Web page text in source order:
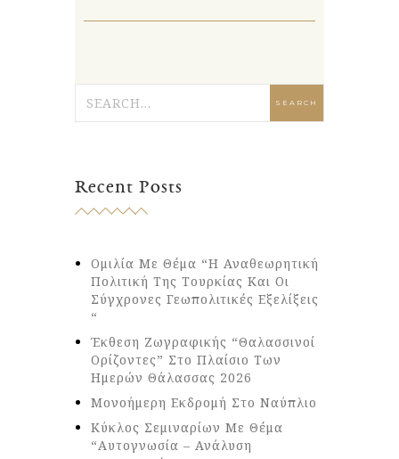
Recent Posts
Ομιλία Με Θέμα “Η Αναθεωρητική
Πολιτική Της Τουρκίας Και Οι
Σύγχρονες Γεωπολιτικές Εξελίξεις
“
Έκθεση Ζωγραφικής “Θαλασσινοί
Ορίζοντες” Στο Πλαίσιο Των
Ημερών Θάλασσας 2026
Μονοήμερη Εκδρομή Στο Ναύπλιο
Κύκλος Σεμιναρίων Με Θέμα
“Αυτογνωσία – Ανάλυση